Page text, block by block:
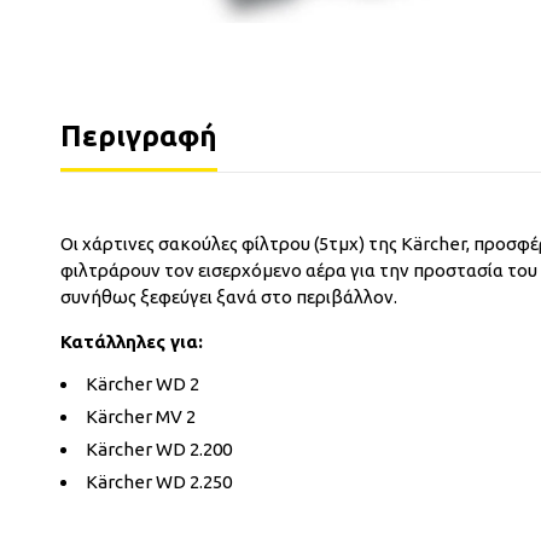
Περιγραφή
Οι χάρτινες σακούλες φίλτρου (5τμχ) της Kärcher,
φιλτράρουν τον εισερχόμενο αέρα για την προστασία
συνήθως ξεφεύγει ξανά στο περιβάλλον.
Κατάλληλες για:
Kärcher WD 2
Kärcher MV 2
Kärcher WD 2.200
Kärcher WD 2.250